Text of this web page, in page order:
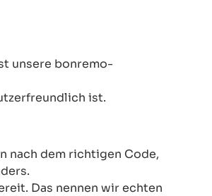
unsere bonremo-
ist.
nach dem richtigen Code,
Das nennen wir echten